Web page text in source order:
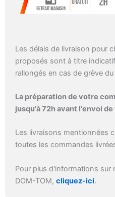
Les délais de livraison pour
proposés sont à titre
rallongés en cas de grève
La préparation de votre
jusqu'à 72h avant l'envoi
Les livraisons mentionnées
toutes les commandes
Pour plus d'informations sur
DOM-TOM, cliquez-ici.